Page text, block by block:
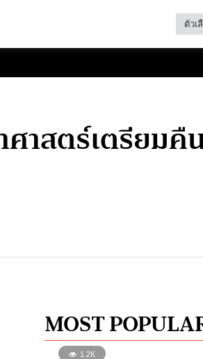
าสตร์เตรียมคื
MOST
1.2K
ตัวเ